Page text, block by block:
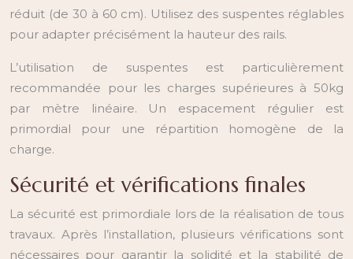
réduit (de 30 à 60 cm). Utilisez des suspentes réglables
pour adapter précisément la hauteur des rails.
L’utilisation de suspentes est particulièrement
recommandée pour les charges supérieures à 50kg
par mètre linéaire. Un espacement régulier est
primordial pour une répartition homogène de la
charge.
Sécurité et vérifications finales
La sécurité est primordiale lors de la réalisation de tous
travaux. Après l’installation, plusieurs vérifications sont
nécessaires pour garantir la solidité et la stabilité de